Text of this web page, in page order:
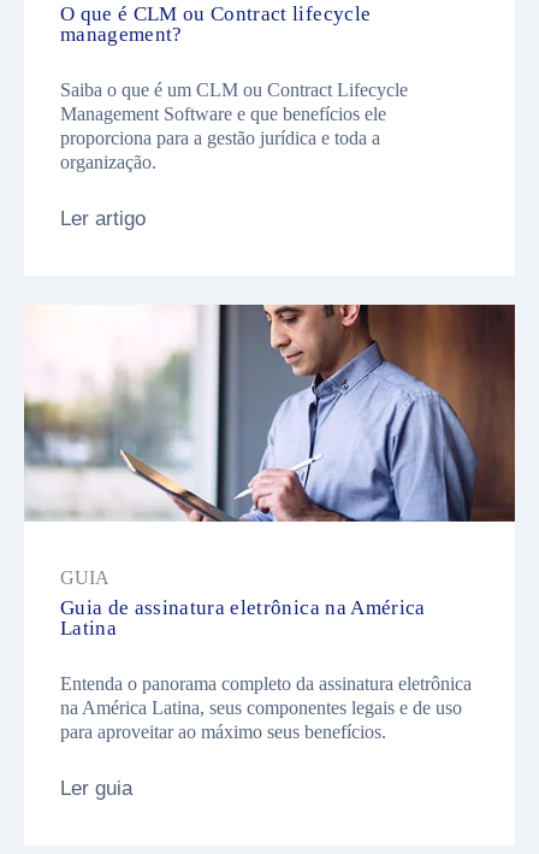
O que é CLM ou Contract lifecycle
management?
Saiba o que é um CLM ou Contract Lifecycle
Management Software e que benefícios ele
proporciona para a gestão jurídica e toda a
organização.
Ler artigo
GUIA
Guia de assinatura eletrônica na América
Latina
Entenda o panorama completo da assinatura eletrônica
na América Latina, seus componentes legais e de uso
para aproveitar ao máximo seus benefícios.
Ler guia